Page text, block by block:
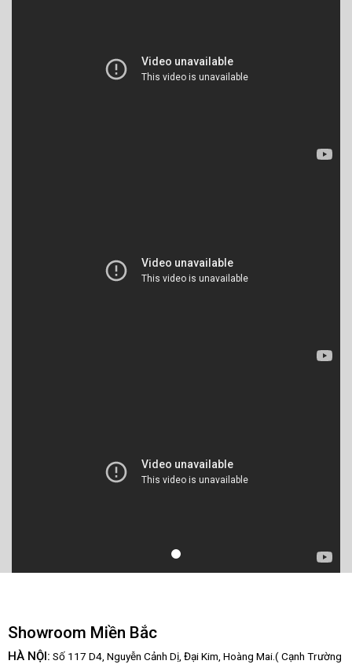
Showroom Miền Bắc
HÀ NỘI: Số 117 D4, Nguyễn Cảnh Dị, Đại Kim, Hoàng Mai.( Cạnh Trường